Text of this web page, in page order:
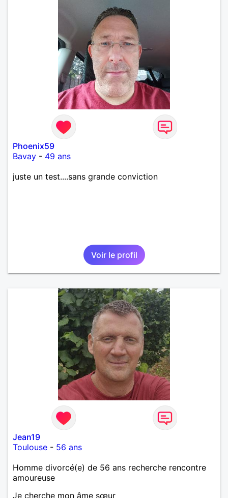
Phoenix59
Bavay - 49 ans
juste un test....sans grande conviction
Voir le profil
Jean19
Toulouse - 56 ans
Homme divorcé(e) de 56 ans recherche rencontre
amoureuse
Je cherche mon âme sœur